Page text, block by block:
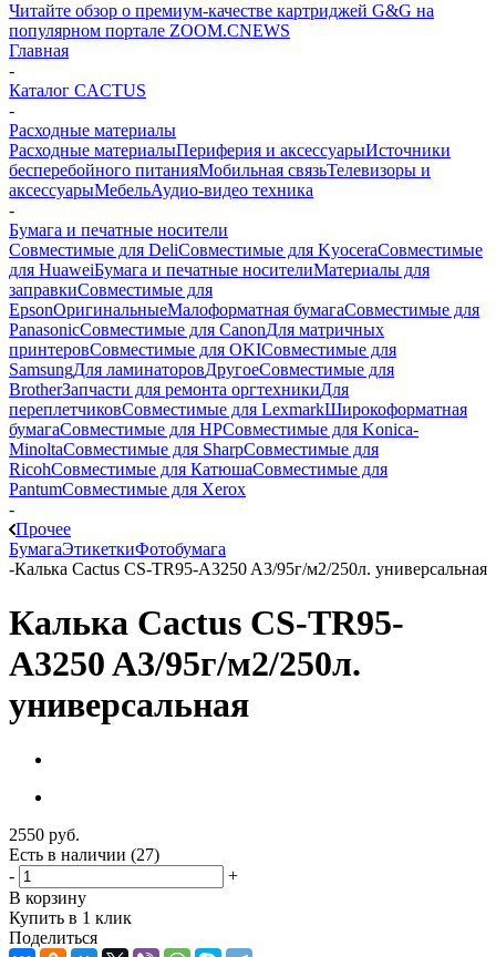
Читайте обзор о премиум-качестве картриджей G&G на
популярном портале ZOOM.CNEWS
Главная
-
Каталог CACTUS
-
Расходные материалы
Расходные материалыПериферия и аксессуарыИсточники
бесперебойного питанияМобильная связьТелевизоры и
аксессуарыМебельАудио-видео техника
-
Бумага и печатные носители
Совместимые для DeliСовместимые для KyoceraСовместимые
для HuaweiБумага и печатные носителиМатериалы для
заправкиСовместимые для
EpsonОригинальныеМалоформатная бумагаСовместимые для
PanasonicСовместимые для CanonДля матричных
принтеровСовместимые для OKIСовместимые для
SamsungДля ламинаторовДругоеСовместимые для
BrotherЗапчасти для ремонта оргтехникиДля
переплетчиковСовместимые для LexmarkШирокоформатная
бумагаСовместимые для HPСовместимые для Konica-
MinoltaСовместимые для SharpСовместимые для
RicohСовместимые для КатюшаСовместимые для
PantumСовместимые для Xerox
-
Прочее
БумагаЭтикеткиФотобумага
-Калька Cactus CS-TR95-A3250 A3/95г/м2/250л. универсальная
Калька Cactus CS-TR95-
A3250 A3/95г/м2/250л.
универсальная
2550 руб.
Есть в наличии (27)
-
+
В корзину
Купить в 1 клик
Поделиться